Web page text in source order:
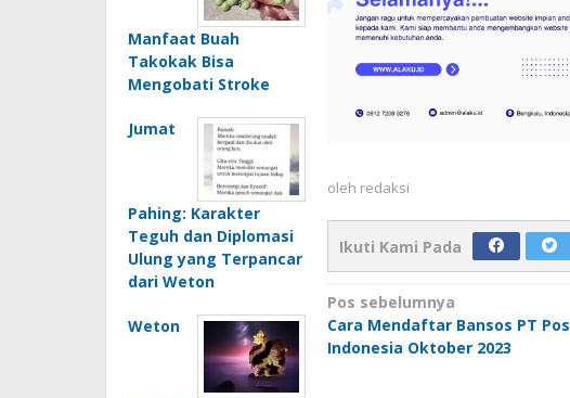
Manfaat Buah
Takokak Bisa
Mengobati Stroke
Jumat
Pahing: Karakter
Teguh dan Diplomasi
Ulung yang Terpancar
dari Weton
Weton
oleh redaksi
Ikuti Kami Pada
Navigasi
pos
Pos sebelumnya
Cara Mendaftar Bansos PT Pos
Indonesia Oktober 2023